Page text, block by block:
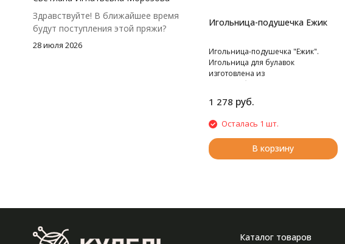
Игольница-подушечка Ежик
Игольница-подушечка "Ежик".
Игольница для булавок
изготовлена из
хлопчатобумажной ткани с
классическим цветочным принтом,
выполненным в стиле
искусства. Новая игольница для
булавок в форме Еж. Идеальное
дополнение к вашей столешнице.
1 278 руб.
Осталась 1 шт.
В корзину
Здравствуйте! В ближайшее время
будут поступления этой пряжи?
28 июля 2026
Каталог товаров